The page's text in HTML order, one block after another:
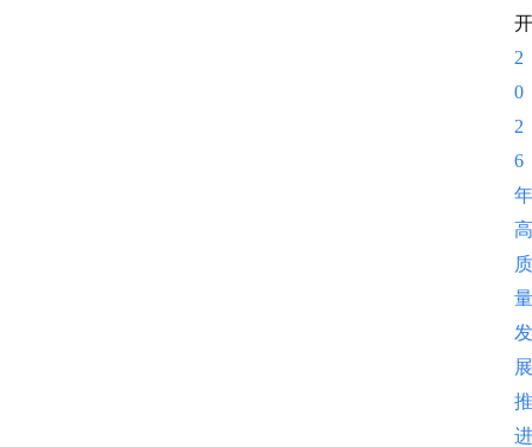
开
2
0
2
6
年
高
质
量
发
展
推
进